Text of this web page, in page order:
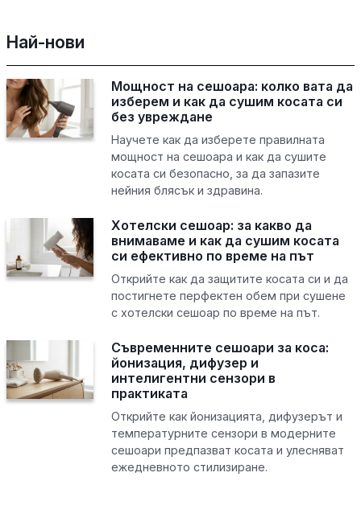
Най-нови
Мощност на сешоара: колко вата да
изберем и как да сушим косата си
без увреждане
Научете как да изберете правилната
мощност на сешоара и как да сушите
косата си безопасно, за да запазите
нейния блясък и здравина.
Хотелски сешоар: за какво да
внимаваме и как да сушим косата
си ефективно по време на път
Открийте как да защитите косата си и да
постигнете перфектен обем при сушене
с хотелски сешоар по време на път.
Съвременните сешоари за коса:
йонизация, дифузер и
интелигентни сензори в
практиката
Открийте как йонизацията, дифузерът и
температурните сензори в модерните
сешоари предпазват косата и улесняват
ежедневното стилизиране.